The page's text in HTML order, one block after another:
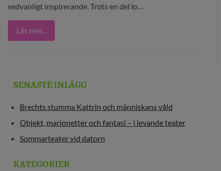
BLOGG
KONTAKT
sedvanligt inspirerande. Trots en del lo…
Läs mer...
SENASTE INLÄGG
Brechts stumma Kattrin och människans våld
Objekt, marionetter och fantasi – i levande teater
Sommarteater vid datorn
KATEGORIER